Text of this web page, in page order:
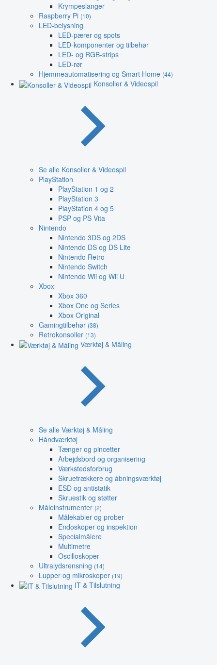
Krympeslanger
Raspberry Pi (10)
LED-belysning
LED-pærer og spots
LED-komponenter og tilbehør
LED- og RGB-strips
LED-rør
Hjemmeautomatisering og Smart Home (44)
Konsoller & Videospil
Se alle Konsoller & Videospil
PlayStation
PlayStation 1 og 2
PlayStation 3
PlayStation 4 og 5
PSP og PS Vita
Nintendo
Nintendo 3DS og 2DS
Nintendo DS og DS Lite
Nintendo Retro
Nintendo Switch
Nintendo Wii og Wii U
Xbox
Xbox 360
Xbox One og Series
Xbox Original
Gamingtilbehør (38)
Retrokonsoller (13)
Værktøj & Måling
Se alle Værktøj & Måling
Håndværktøj
Tænger og pincetter
Arbejdsbord og organisering
Værkstedsforbrug
Skruetrækkere og åbningsværktøj
ESD og antistatik
Skruestik og støtter
Måleinstrumenter (2)
Målekabler og prober
Endoskoper og inspektion
Specialmålere
Multimetre
Oscilloskoper
Ultralydsrensning (14)
Lupper og mikroskoper (19)
IT & Tilslutning